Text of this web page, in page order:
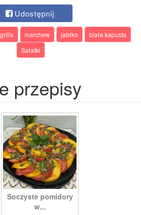
Udostępnij
marchew jabłko
biała kapusta
Sałatki
przepisy
Soczyste pomidory
w...